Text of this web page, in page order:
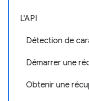
L'API
Détection de
Démarrer une
Obtenir une